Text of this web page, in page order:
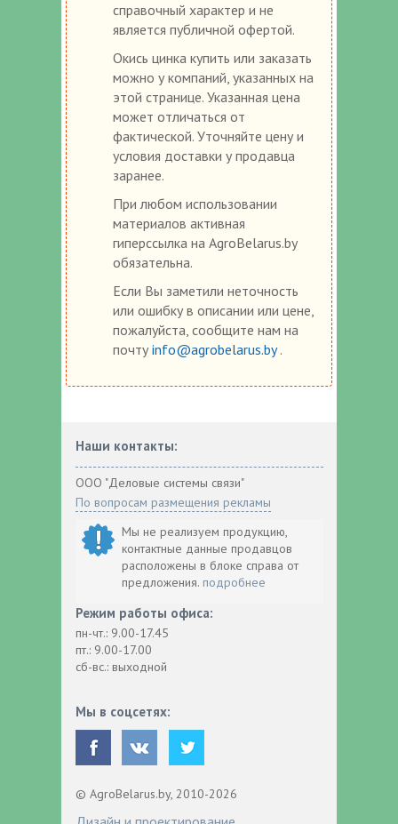
справочный характер и не
является публичной офертой.
Окись цинка купить или заказать
можно у компаний, указанных на
этой странице. Указанная цена
может отличаться от
фактической. Уточняйте цену и
условия доставки у продавца
заранее.
При любом использовании
материалов активная
гиперссылка на AgroBelarus.by
обязательна.
Если Вы заметили неточность
или ошибку в описании или цене,
пожалуйста, сообщите нам на
почту info@agrobelarus.by.
Наши контакты:
ООО "Деловые системы связи"
По вопросам размещения рекламы
Мы не реализуем продукцию,
контактные данные продавцов
расположены в блоке справа от
предложения. подробнее
Режим работы офиса:
пн-чт.: 9.00-17.45
пт.: 9.00-17.00
сб-вс.: выходной
Мы в соцсетях:
© AgroBelarus.by, 2010-2026